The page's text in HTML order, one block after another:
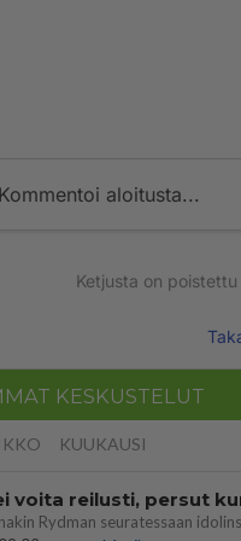
aloitusta...
Ketjusta on poistettu
KESKUSTELUT
KUUKAUSI
voita reilusti, persut